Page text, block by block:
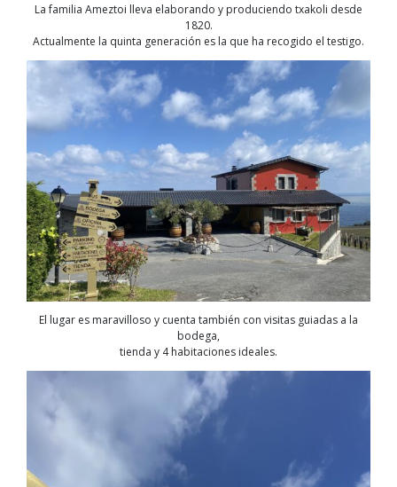
La familia Ameztoi lleva elaborando y produciendo txakoli desde
1820.
Actualmente la quinta generación es la que ha recogido el testigo.
El lugar es maravilloso y cuenta también con visitas guiadas a la
bodega,
tienda y 4 habitaciones ideales.